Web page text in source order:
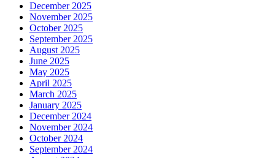
December 2025
November 2025
October 2025
September 2025
August 2025
June 2025
May 2025
April 2025
March 2025
January 2025
December 2024
November 2024
October 2024
September 2024